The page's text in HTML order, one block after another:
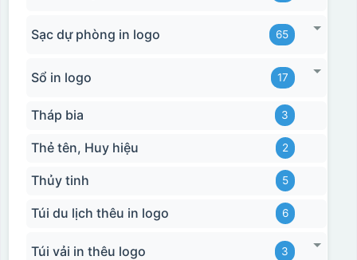
Sạc dự phòng in logo 65
Sổ in logo 17
Tháp bia 3
Thẻ tên, Huy hiệu 2
Thủy tinh 5
Túi du lịch thêu in logo 6
Túi vải in thêu logo 3